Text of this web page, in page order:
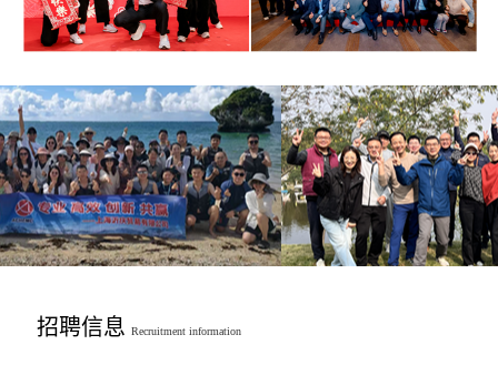
招聘信息 Recruitment information